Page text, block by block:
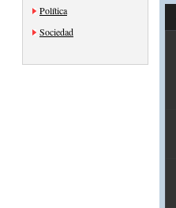
Política
Sociedad